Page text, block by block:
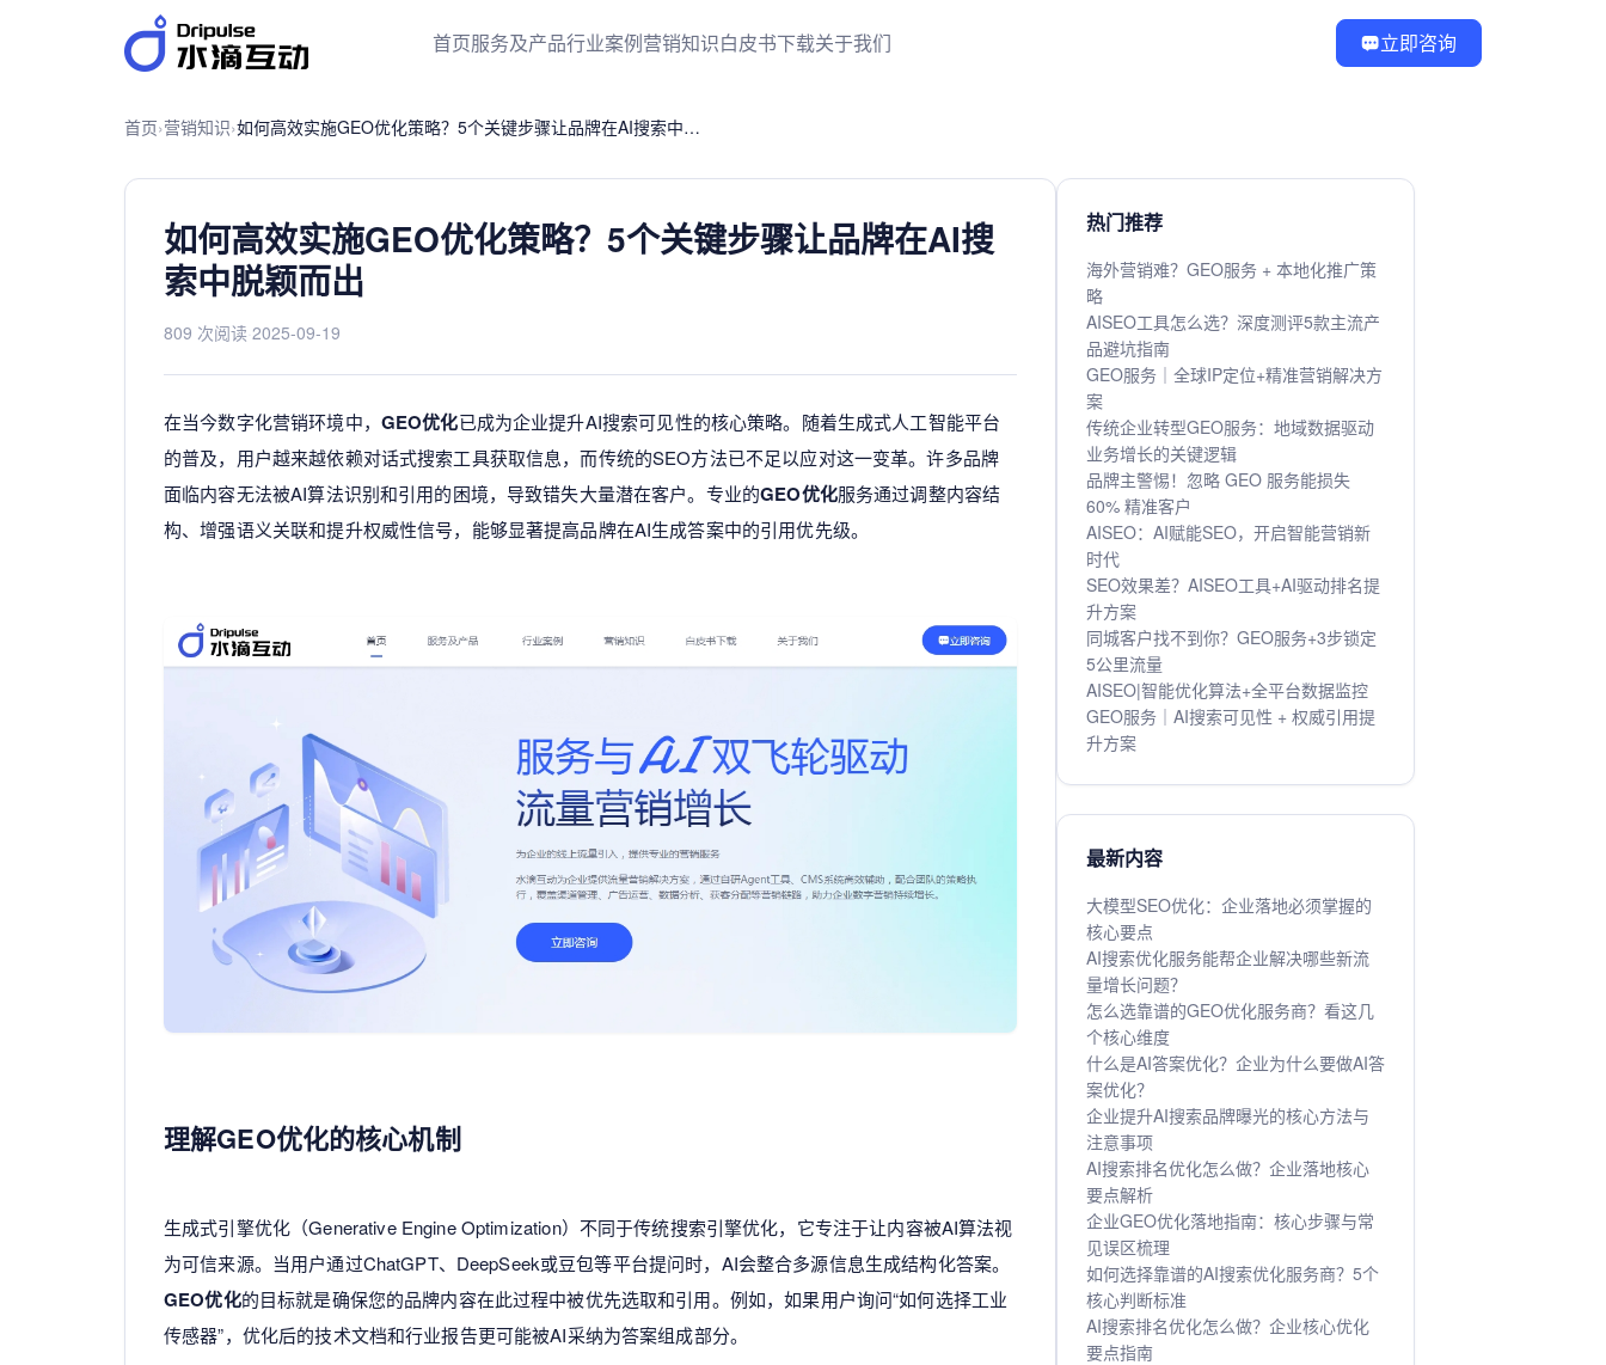
首页服务及产品行业案例营销知识白皮书下载关于我们 立即咨询
首页›营销知识› 如何高效实施GEO优化策略？5个关键步骤让品牌在AI搜索中脱颖而出
如何高效实施GEO优化策略？5个关键步骤让品牌在AI搜
索中脱颖而出
809 次阅读 2025-09-19
在当今数字化营销环境中， GEO优化已成为企业提升AI搜索可见性的核心策略。随着生成式人工智能平台
的普及，用户越来越依赖对话式搜索工具获取信息，而传统的SEO方法已不足以应对这一变革。许多品牌
面临内容无法被AI算法识别和引用的困境，导致错失大量潜在客户。专业的GEO优化服务通过调整内容结
构、增强语义关联和提升权威性信号，能够显著提高品牌在AI生成答案中的引用优先级。
理解GEO优化的核心机制
生成式引擎优化（Generative Engine Optimization）不同于传统搜索引擎优化，它专注于让内容被AI算法视
为可信来源。当用户通过ChatGPT、DeepSeek或豆包等平台提问时，AI会整合多源信息生成结构化答案。
GEO优化的目标就是确保您的品牌内容在此过程中被优先选取和引用。例如，如果用户询问“如何选择工业
传感器”，优化后的技术文档和行业报告更可能被AI采纳为答案组成部分。
热门推荐
海外营销难？GEO服务 + 本地化推广策
略
AISEO工具怎么选？深度测评5款主流产
品避坑指南
GEO服务｜全球IP定位+精准营销解决方
案
传统企业转型GEO服务：地域数据驱动
业务增长的关键逻辑
品牌主警惕！忽略 GEO 服务能损失
60% 精准客户
AISEO：AI赋能SEO，开启智能营销新
时代
SEO效果差？AISEO工具+AI驱动排名提
升方案
同城客户找不到你？GEO服务+3步锁定
5公里流量
AISEO|智能优化算法+全平台数据监控
GEO服务｜AI搜索可见性 + 权威引用提
升方案
最新内容
大模型SEO优化：企业落地必须掌握的
核心要点
AI搜索优化服务能帮企业解决哪些新流
量增长问题？
怎么选靠谱的GEO优化服务商？看这几
个核心维度
什么是AI答案优化？企业为什么要做AI答
案优化？
企业提升AI搜索品牌曝光的核心方法与
注意事项
AI搜索排名优化怎么做？企业落地核心
要点解析
企业GEO优化落地指南：核心步骤与常
见误区梳理
如何选择靠谱的AI搜索优化服务商？5个
核心判断标准
AI搜索排名优化怎么做？企业核心优化
要点指南